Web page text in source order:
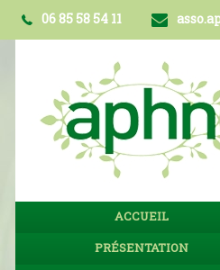
06 85 58 54 11
ACCUEIL
PRÉSENTATION